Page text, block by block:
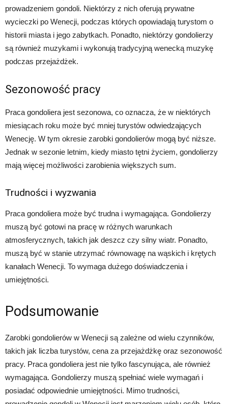
prowadzeniem gondoli. Niektórzy z nich oferują prywatne
wycieczki po Wenecji, podczas których opowiadają turystom o
historii miasta i jego zabytkach. Ponadto, niektórzy gondolierzy
są również muzykami i wykonują tradycyjną wenecką muzykę
podczas przejażdżek.
Sezonowość pracy
Praca gondoliera jest sezonowa, co oznacza, że w niektórych
miesiącach roku może być mniej turystów odwiedzających
Wenecję. W tym okresie zarobki gondolierów mogą być niższe.
Jednak w sezonie letnim, kiedy miasto tętni życiem, gondolierzy
mają więcej możliwości zarobienia większych sum.
Trudności i wyzwania
Praca gondoliera może być trudna i wymagająca. Gondolierzy
muszą być gotowi na pracę w różnych warunkach
atmosferycznych, takich jak deszcz czy silny wiatr. Ponadto,
muszą być w stanie utrzymać równowagę na wąskich i krętych
kanałach Wenecji. To wymaga dużego doświadczenia i
umiejętności.
Podsumowanie
Zarobki gondolierów w Wenecji są zależne od wielu czynników,
takich jak liczba turystów, cena za przejażdżkę oraz sezonowość
pracy. Praca gondoliera jest nie tylko fascynująca, ale również
wymagająca. Gondolierzy muszą spełniać wiele wymagań i
posiadać odpowiednie umiejętności. Mimo trudności,